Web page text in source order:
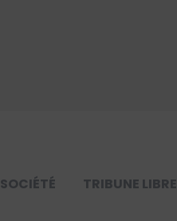
SOCIÉTÉ TRIBUNE LIBRE